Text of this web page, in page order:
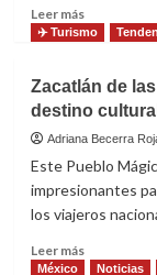
Leer másLeer
más
paraíso
rosa
que
Kioto
a
seis
✈️ Turismo
Zacatlán de
destino
Adriana Becerra
Este Pueblo
impresionantes
los viajeros
Leer másLeer
más
México Noticias